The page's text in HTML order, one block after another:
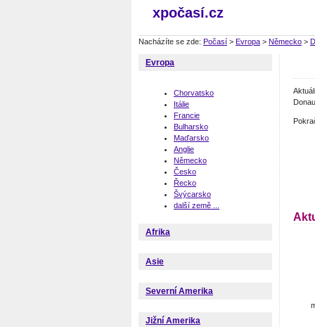
xpočasí.cz
Nacházíte se zde: Počasí > Evropa > Německo >
Evropa
Chorvatsko
Itálie
Francie
Bulharsko
Maďarsko
Anglie
Německo
Česko
Řecko
Švýcarsko
další země ...
Afrika
Asie
Severní Amerika
Jižní Amerika